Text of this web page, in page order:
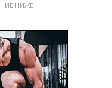
НИЖЕ